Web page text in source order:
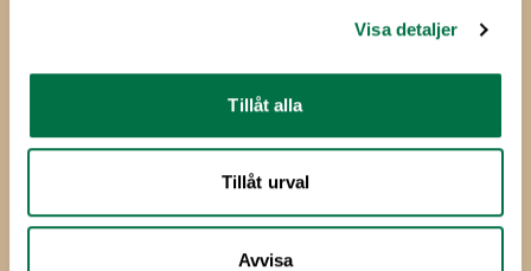
Visa detaljer
Tillåt alla
Tillåt urval
Avvisa
Besök: Storgatan 19
Telefon: 08-762 65 00
Kontakt